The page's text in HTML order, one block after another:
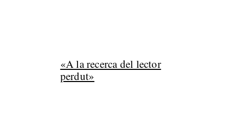
«A la recerca del lector
perdut»